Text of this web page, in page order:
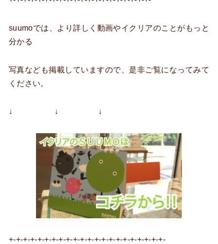
suumoでは、より詳しく動画やイクリアのことがもっと
分かる
写真なども掲載していますので、是非ご覧になってみて
ください。
↓ ↓ ↓
+-+-+-+-+-+-+-+-+-+-+-+-+-+-+-+-+-+-+-+-+-+-